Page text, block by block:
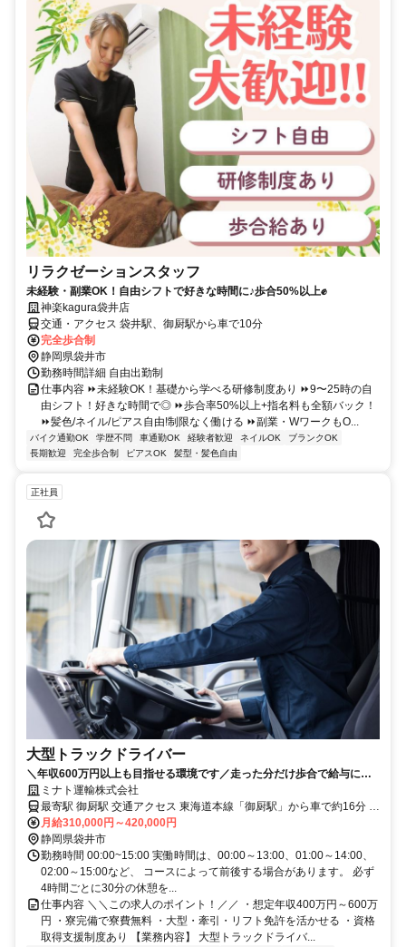
リラクゼーションスタッフ
未経験・副業OK！自由シフトで好きな時間に♪歩合50%以上✊
神楽kagura袋井店
交通・アクセス 袋井駅、御厨駅から車で10分
完全歩合制
静岡県袋井市
勤務時間詳細 自由出勤制
仕事内容 ⏩未経験OK！基礎から学べる研修制度あり ⏩9〜25時の自
由シフト！好きな時間で◎ ⏩歩合率50%以上+指名料も全額バック！
⏩髪色/ネイル/ピアス自由!制限なく働ける ⏩副業・WワークもO...
バイク通勤OK 学歴不問 車通勤OK 経験者歓迎 ネイルOK
ブランクOK
長期歓迎
完全歩合制 ピアスOK 髪型・髪色自由
正社員
大型トラックドライバー
＼年収600万円以上も目指せる環境です／走った分だけ歩合で給与に直
結！寮費無料の寮も完備しており、手残りもしっかり残せます。
ミナト運輸株式会社
最寄駅 御厨駅 交通アクセス 東海道本線「御厨駅」から車で約16分 車
通勤OK ・バイク通勤OK・駐車場あり
月給310,000円～420,000円
静岡県袋井市
勤務時間 00:00~15:00 実働時間は、00:00～13:00、01:00～14:00、
02:00～15:00など、 コースによって前後する場合があります。 必ず
4時間ごとに30分の休憩を...
仕事内容 ＼＼この求人のポイント！／／ ・想定年収400万円～600万
円 ・寮完備で寮費無料 ・大型・牽引・リフト免許を活かせる ・資格
取得支援制度あり 【業務内容】 大型トラックドライバ...